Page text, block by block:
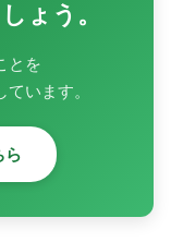
ょう。
とを
います。
ら